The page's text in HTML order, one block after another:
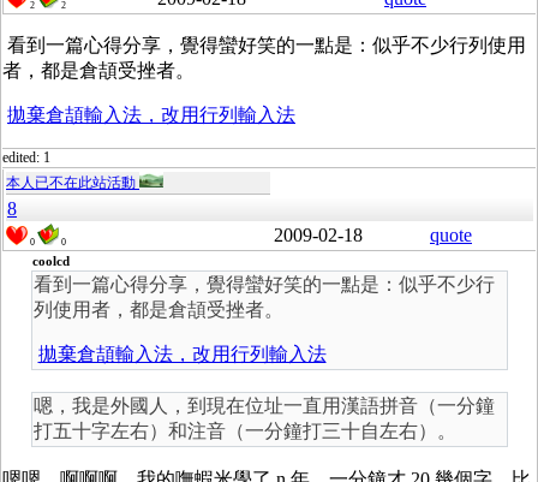
2 2
看到一篇心得分享，覺得蠻好笑的一點是：似乎不少行列使用
者，都是倉頡受挫者。
拋棄倉頡輸入法，改用行列輸入法
edited: 1
本人已不在此站活動
8
0 0 2009-02-18 quote
coolcd
看到一篇心得分享，覺得蠻好笑的一點是：似乎不少行
列使用者，都是倉頡受挫者。
拋棄倉頡輸入法，改用行列輸入法
嗯，我是外國人，到現在位址一直用漢語拼音（一分鐘
打五十字左右）和注音（一分鐘打三十自左右）。